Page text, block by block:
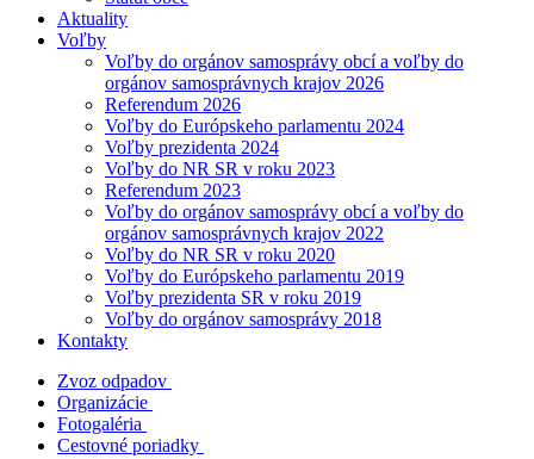
Aktuality
Voľby
Voľby do orgánov samosprávy obcí a voľby do
orgánov samosprávnych krajov 2026
Referendum 2026
Voľby do Európskeho parlamentu 2024
Voľby prezidenta 2024
Voľby do NR SR v roku 2023
Referendum 2023
Voľby do orgánov samosprávy obcí a voľby do
orgánov samosprávnych krajov 2022
Voľby do NR SR v roku 2020
Voľby do Európskeho parlamentu 2019
Voľby prezidenta SR v roku 2019
Voľby do orgánov samosprávy 2018
Kontakty
Zvoz odpadov
Organizácie
Fotogaléria
Cestovné poriadky